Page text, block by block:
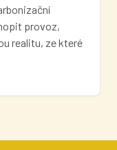
provoz,
realitu, ze které